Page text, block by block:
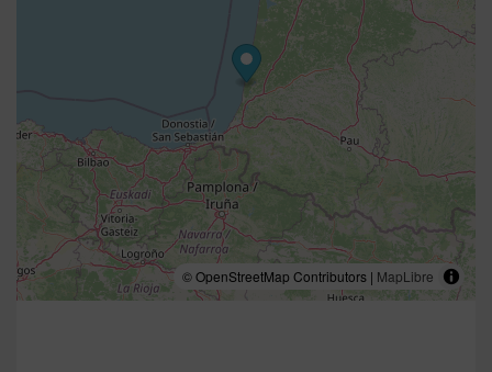
© OpenStreetMap Contributors | MapLibre